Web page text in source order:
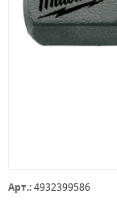
Арт.:4932399586